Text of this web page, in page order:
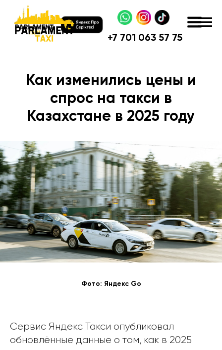
+7 701 063 57 75
Как изменились цены и
спрос на такси в
Казахстане в 2025 году
Фото: Яндекс Go
Сервис Яндекс Такси опубликовал
обновлённые данные о том, как в 2025